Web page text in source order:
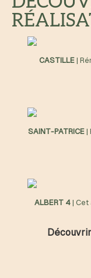
CASTILLE|
SAINT-PATRICE |
ALBERT 4| Cet
Découvrir